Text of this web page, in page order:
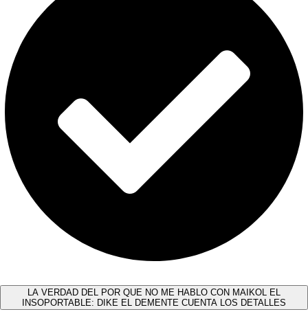
LA VERDAD DEL POR QUE NO ME HABLO CON MAIKOL EL
INSOPORTABLE: DIKE EL DEMENTE CUENTA LOS DETALLES